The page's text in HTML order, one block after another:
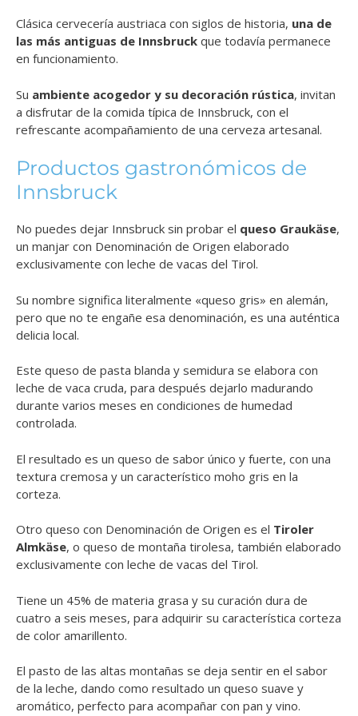
Clásica cervecería austriaca con siglos de historia, una de
las más antiguas de Innsbruck que todavía permanece
en funcionamiento.
Su ambiente acogedor y su decoración rústica, invitan
a disfrutar de la comida típica de Innsbruck, con el
refrescante acompañamiento de una cerveza artesanal.
Productos gastronómicos de
Innsbruck
No puedes dejar Innsbruck sin probar el queso Graukäse,
un manjar con Denominación de Origen elaborado
exclusivamente con leche de vacas del Tirol.
Su nombre significa literalmente «queso gris» en alemán,
pero que no te engañe esa denominación, es una auténtica
delicia local.
Este queso de pasta blanda y semidura se elabora con
leche de vaca cruda, para después dejarlo madurando
durante varios meses en condiciones de humedad
controlada.
El resultado es un queso de sabor único y fuerte, con una
textura cremosa y un característico moho gris en la
corteza.
Otro queso con Denominación de Origen es el Tiroler
Almkäse, o queso de montaña tirolesa, también elaborado
exclusivamente con leche de vacas del Tirol.
Tiene un 45% de materia grasa y su curación dura de
cuatro a seis meses, para adquirir su característica corteza
de color amarillento.
El pasto de las altas montañas se deja sentir en el sabor
de la leche, dando como resultado un queso suave y
aromático, perfecto para acompañar con pan y vino.